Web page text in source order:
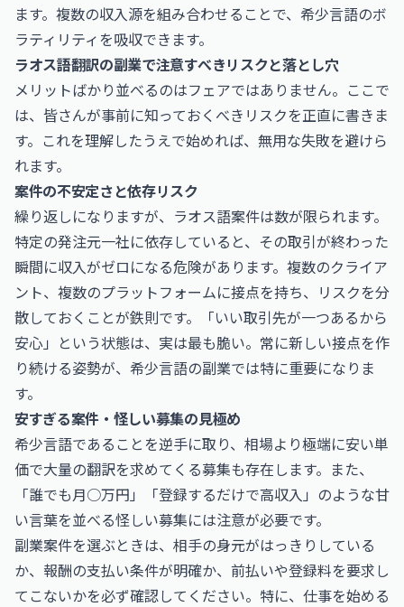
ます。複数の収入源を組み合わせることで、希少言語のボ
ラティリティを吸収できます。
ラオス語翻訳の副業で注意すべきリスクと落とし穴
メリットばかり並べるのはフェアではありません。ここで
は、皆さんが事前に知っておくべきリスクを正直に書きま
す。これを理解したうえで始めれば、無用な失敗を避けら
れます。
案件の不安定さと依存リスク
繰り返しになりますが、ラオス語案件は数が限られます。
特定の発注元一社に依存していると、その取引が終わった
瞬間に収入がゼロになる危険があります。複数のクライア
ント、複数のプラットフォームに接点を持ち、リスクを分
散しておくことが鉄則です。「いい取引先が一つあるから
安心」という状態は、実は最も脆い。常に新しい接点を作
り続ける姿勢が、希少言語の副業では特に重要になりま
す。
安すぎる案件・怪しい募集の見極め
希少言語であることを逆手に取り、相場より極端に安い単
価で大量の翻訳を求めてくる募集も存在します。また、
「誰でも月○万円」「登録するだけで高収入」のような甘
い言葉を並べる怪しい募集には注意が必要です。
副業案件を選ぶときは、相手の身元がはっきりしている
か、報酬の支払い条件が明確か、前払いや登録料を要求し
てこないかを必ず確認してください。特に、仕事を始める